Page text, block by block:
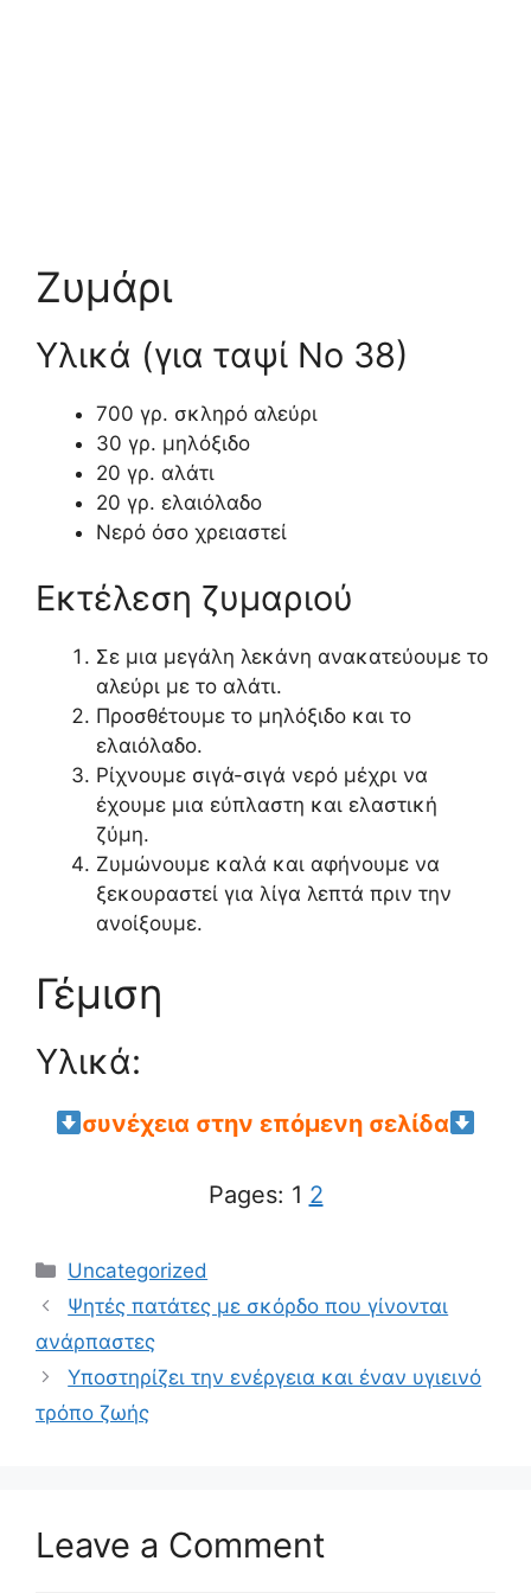
Ζυμάρι
Υλικά (για ταψί Νο 38)
700 γρ. σκληρό αλεύρι
30 γρ. μηλόξιδο
20 γρ. αλάτι
20 γρ. ελαιόλαδο
Νερό όσο χρειαστεί
Εκτέλεση ζυμαριού
Σε μια μεγάλη λεκάνη ανακατεύουμε το
αλεύρι με το αλάτι.
Προσθέτουμε το μηλόξιδο και το
ελαιόλαδο.
Ρίχνουμε σιγά-σιγά νερό μέχρι να
έχουμε μια εύπλαστη και ελαστική
ζύμη.
Ζυμώνουμε καλά και αφήνουμε να
ξεκουραστεί για λίγα λεπτά πριν την
ανοίξουμε.
Γέμιση
Υλικά:
συνέχεια στην επόμενη σελίδα
Pages: 1 2
Categories
Uncategorized
Ψητές πατάτες με σκόρδο που γίνονται
ανάρπαστες
Υποστηρίζει την ενέργεια και έναν υγιεινό
τρόπο ζωής
Leave a Comment